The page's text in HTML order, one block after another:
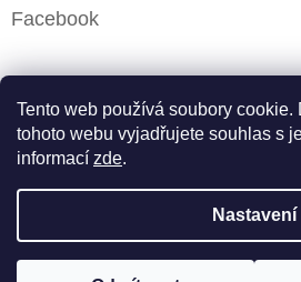
Tento web používá soubory
tohoto webu vyjadřujete souhlas s
informací zde.
Nastavení
Facebook
Vytvořil
Upravit nastavení